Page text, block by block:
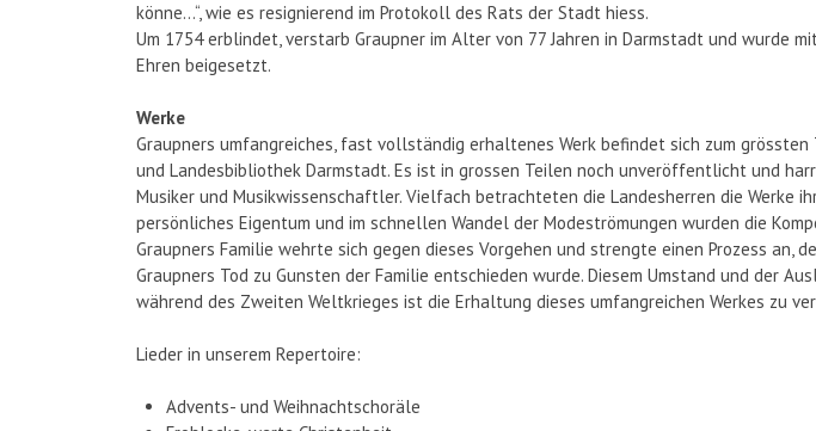
könne…“, wie es resignierend im Protokoll des Rats der Stadt hiess.
Um 1754 erblindet, verstarb Graupner im Alter von 77 Jahren in Darmstadt und wurde
Ehren beigesetzt.
Werke
Graupners umfangreiches, fast vollständig erhaltenes Werk befindet sich zum
und Landesbibliothek Darmstadt. Es ist in grossen Teilen noch unveröffentlicht und
Musiker und Musikwissenschaftler. Vielfach betrachteten die Landesherren die Werke
persönliches Eigentum und im schnellen Wandel der Modeströmungen wurden die
Graupners Familie wehrte sich gegen dieses Vorgehen und strengte einen Prozess an,
Graupners Tod zu Gunsten der Familie entschieden wurde. Diesem Umstand und der
während des Zweiten Weltkrieges ist die Erhaltung dieses umfangreichen Werkes zu
Lieder in unserem Repertoire:
Advents- und Weihnachtschoräle